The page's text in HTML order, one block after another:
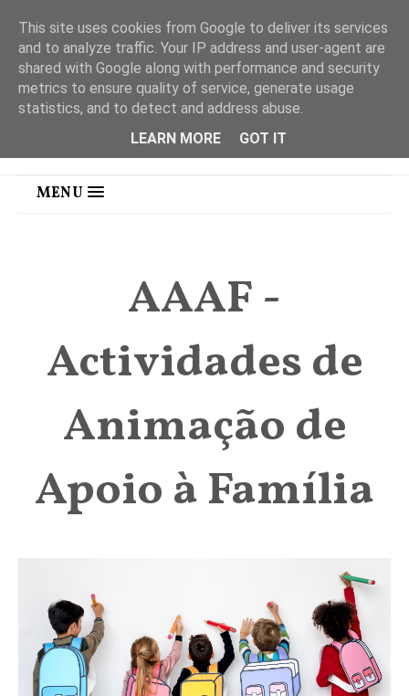
MENU
AAAF -
Actividades de
Animação de
Apoio à Família
This site uses cookies from Google to deliver its services
and to analyze traffic. Your IP address and user-agent are
shared with Google along with performance and security
metrics to ensure quality of service, generate usage
statistics, and to detect and address abuse.
LEARN MORE
GOT IT